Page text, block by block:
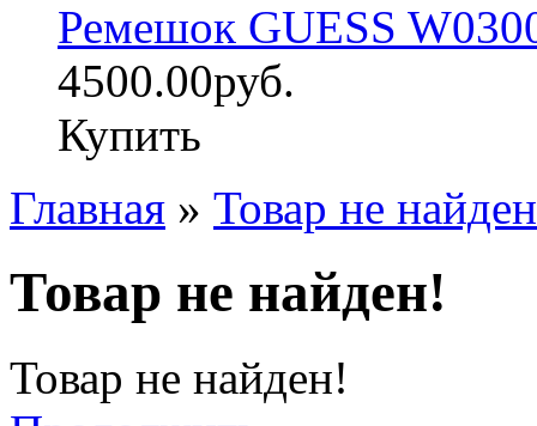
Ремешок GUESS
4500.00руб.
Купить
Главная » Товар не
Товар не найден!
Товар не найден!